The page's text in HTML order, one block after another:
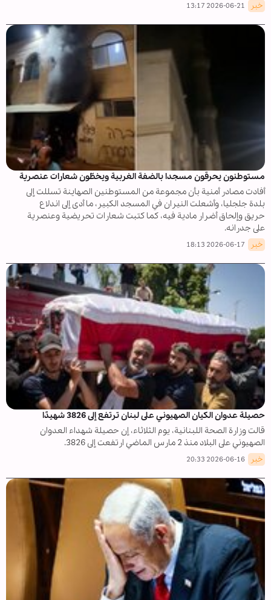
خبر 2026-06-21 13:17
مستوطنون يحرقون مسجدا بالضفة الغربية ويخطّون شعارات عنصرية
أفادت مصادر أمنية بأن مجموعة من المستوطنين الصهاینة تسللت إلى
بلدة جلجليا، وأشعلت النيران في المسجد الكبير، ما أدى إلى اندلاع
حريق وإلحاق أضرار مادية فيه، كما كتبت شعارات تحريضية وعنصرية
على جدرانه.
خبر 2026-06-17 18:13
حصيلة عدوان الكيان الصهيوني على لبنان ترتفع إلى 3826 شهيدًا
قالت وزارة الصحة اللبنانية، يوم الثلاثاء، إن حصيلة شهداء العدوان
الصهيوني على البلاد منذ 2 مارس الماضي ارتفعت إلى 3826.
خبر 2026-06-16 20:33